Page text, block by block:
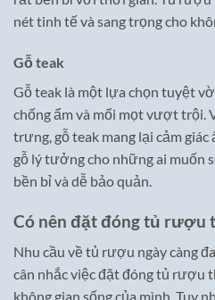
nét tinh tế và sang trọng cho
Gỗ teak
Gỗ teak là một lựa chọn tuyệt
chống ẩm và mối mọt vượt trội.
trưng, gỗ teak mang lại cảm giác
gỗ lý tưởng cho những ai muốn
bền bỉ và dễ bảo quản.
Có nên đặt đóng tủ rượu
Nhu cầu về tủ rượu ngày càng
cân nhắc việc đặt đóng tủ rượu
không gian sống của mình. Tuy